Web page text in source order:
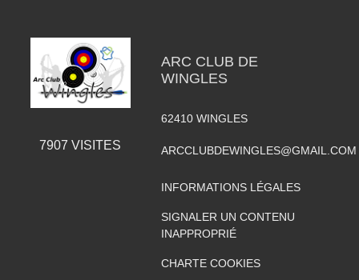
7907 VISITES
ARC CLUB DE
WINGLES
62410 WINGLES
ARCCLUBDEWINGLES@GMAIL.COM
INFORMATIONS LÉGALES
SIGNALER UN CONTENU
INAPPROPRIÉ
CHARTE COOKIES